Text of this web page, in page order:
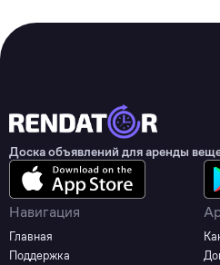
Доска объявлений для аренды
Навигация
Главная
Поддержка